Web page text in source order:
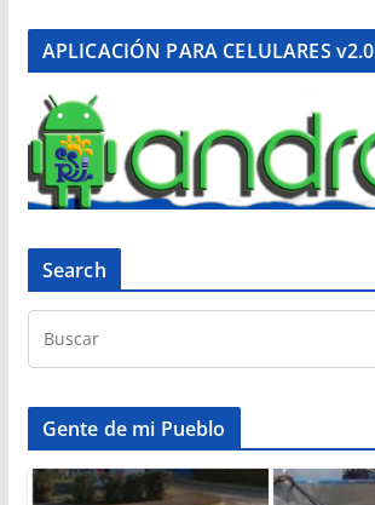
APLICACIÓN PARA CELULARES v2.0
Search
Gente de mi Pueblo